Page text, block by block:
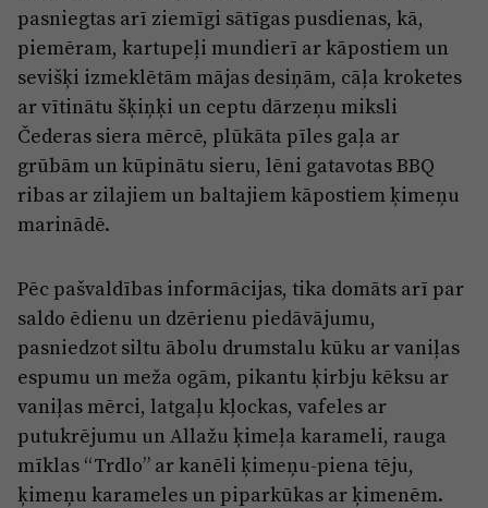
pasniegtas arī ziemīgi sātīgas pusdienas, kā,
piemēram, kartupeļi mundierī ar kāpostiem un
sevišķi izmeklētām mājas desiņām, cāļa kroketes
ar vītinātu šķiņķi un ceptu dārzeņu miksli
Čederas siera mērcē, plūkāta pīles gaļa ar
grūbām un kūpinātu sieru, lēni gatavotas BBQ
ribas ar zilajiem un baltajiem kāpostiem ķimeņu
marinādē.
Pēc pašvaldības informācijas, tika domāts arī par
saldo ēdienu un dzērienu piedāvājumu,
pasniedzot siltu ābolu drumstalu kūku ar vaniļas
espumu un meža ogām, pikantu ķirbju kēksu ar
vaniļas mērci, latgaļu kļockas, vafeles ar
putukrējumu un Allažu ķimeļa karameli, rauga
mīklas “Trdlo” ar kanēli ķimeņu-piena tēju,
ķimeņu karameles un piparkūkas ar ķimenēm.